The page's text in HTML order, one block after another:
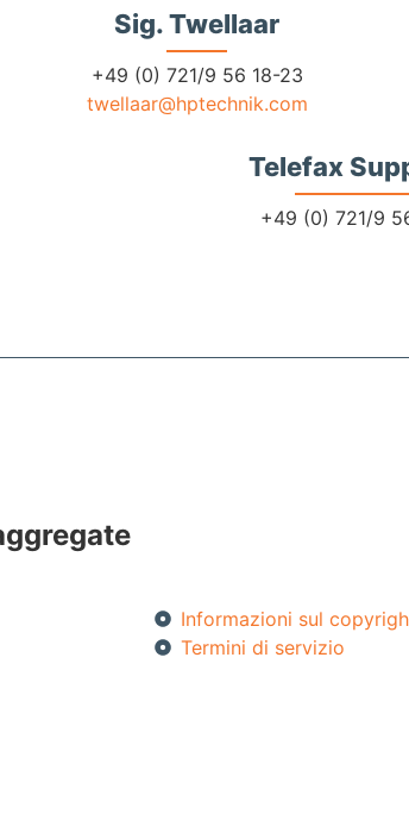
Sig. Twellaar
+49 (0) 721/9 56 18-23
twellaar@hptechnik.com
Telefax
+49 (0) 721/9
Informazioni sul
Termini di servizio